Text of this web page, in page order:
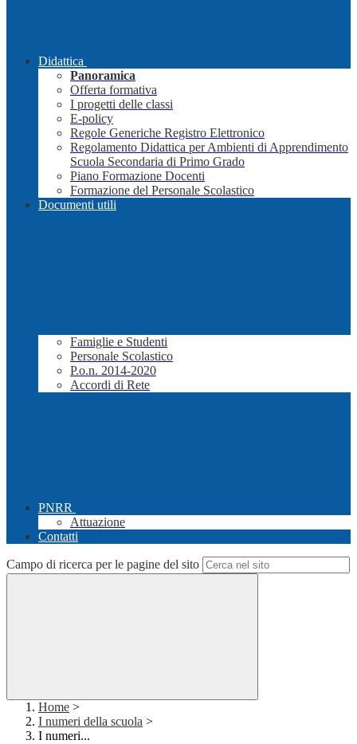
Didattica
Panoramica
Offerta formativa
I progetti delle classi
E-policy
Regole Generiche Registro Elettronico
Regolamento Didattica per Ambienti di Apprendimento
Scuola Secondaria di Primo Grado
Piano Formazione Docenti
Formazione del Personale Scolastico
Documenti utili
Famiglie e Studenti
Personale Scolastico
P.o.n. 2014-2020
Accordi di Rete
PNRR
Attuazione
Contatti
Campo di ricerca per le pagine del sito
Home >
I numeri della scuola >
I numeri...